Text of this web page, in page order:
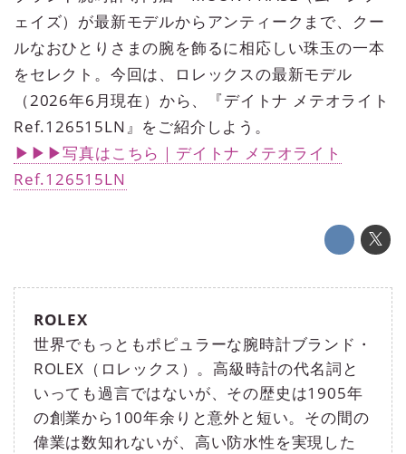
ェイズ）が最新モデルからアンティークまで、クー
ルなおひとりさまの腕を飾るに相応しい珠玉の一本
をセレクト。今回は、ロレックスの最新モデル
（2026年6月現在）から、『デイトナ メテオライト
Ref.126515LN』をご紹介しよう。
▶▶▶写真はこちら｜デイトナ メテオライト
Ref.126515LN
ROLEX
世界でもっともポピュラーな腕時計ブランド・
ROLEX（ロレックス）。高級時計の代名詞と
いっても過言ではないが、その歴史は1905年
の創業から100年余りと意外と短い。その間の
偉業は数知れないが、高い防水性を実現した